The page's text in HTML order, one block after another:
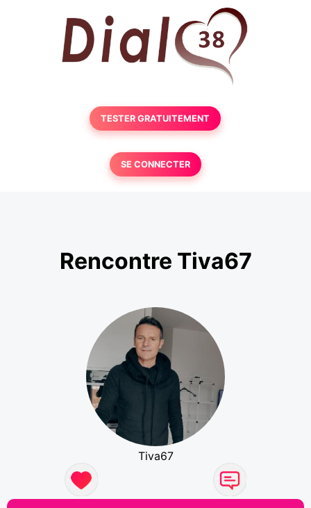
TESTER GRATUITEMENT
SE CONNECTER
Rencontre Tiva67
Tiva67